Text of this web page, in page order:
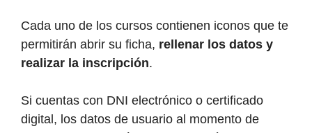
Cada uno de los cursos contienen iconos que te
permitirán abrir su ficha, rellenar los datos y
realizar la inscripción.
Si cuentas con DNI electrónico o certificado
digital, los datos de usuario al momento de